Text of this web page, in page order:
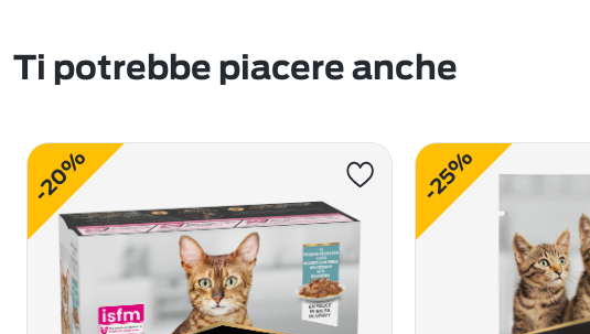
Ti potrebbe piacere anche
-20% -25%